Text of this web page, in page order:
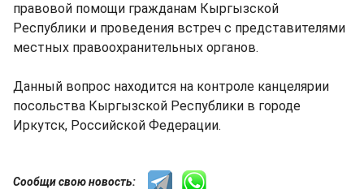
правовой помощи гражданам Кыргызской
Республики и проведения встреч с представителями
местных правоохранительных органов.
Данный вопрос находится на контроле канцелярии
посольства Кыргызской Республики в городе
Иркутск, Российской Федерации.
Сообщи свою новость: